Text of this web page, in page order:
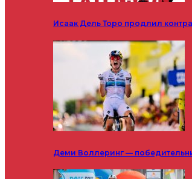
Исаак Дель Торо продлил
Деми Воллеринг —